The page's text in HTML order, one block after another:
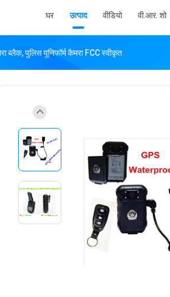
घर उत्पाद वीडियो वी.आर. शो
ब्लैक, पुलिस यूनिफॉर्म कैमरा FCC स्वीकृत